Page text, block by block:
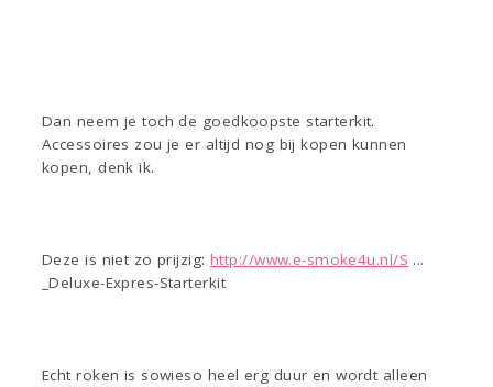
Dan neem je toch de goedkoopste starterkit.
Accessoires zou je er altijd nog bij kopen kunnen
kopen, denk ik.
Deze is niet zo prijzig:http://www.e-smoke4u.nl/S ...
_Deluxe-Expres-Starterkit
Echt roken is sowieso heel erg duur en wordt alleen